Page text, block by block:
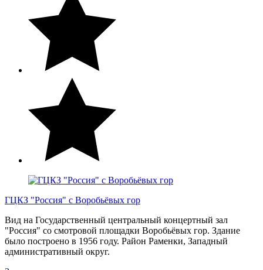
ГЦКЗ "Россия" с Воробьёвых гор
Вид на Государственный центральный концертный зал
"Россия" со смотровой площадки Воробьёвых гор. Здание
было построено в 1956 году. Район Раменки, Западный
административный округ.